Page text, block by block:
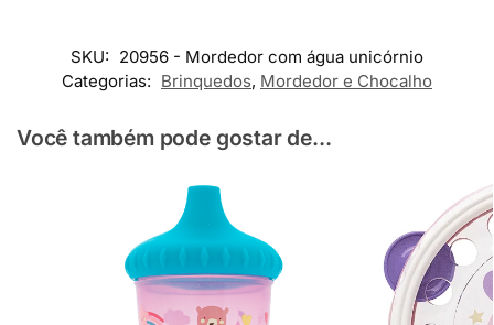
SKU: 20956 - Mordedor com água unicórnio
Categorias: Brinquedos, Mordedor e Chocalho
Você também pode gostar de...